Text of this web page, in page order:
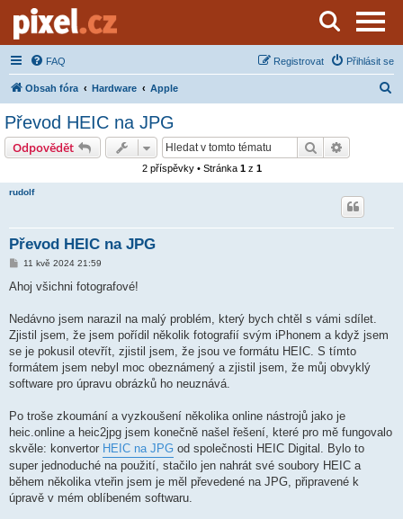
Server o natáčení a zpracování videa
FAQ Přihlásit se
Registrovat
Obsah fóra Hardware Apple
Převod HEIC na JPG
Odpovědět Hledat
2 příspěvky • Stránka 1z 1
rudolf
Převod HEIC na JPG
P
í
ě
e
k
11 kvě 2024 21:59
Ahoj všichni fotografové!
Nedávno jsem narazil na malý problém, který bych chtěl s vámi sdílet.
Zjistil jsem, že jsem pořídil několik fotografií svým iPhonem a když jsem
se je pokusil otevřít, zjistil jsem, že jsou ve formátu HEIC. S tímto
formátem jsem nebyl moc obeznámený a zjistil jsem, že můj obvyklý
software pro úpravu obrázků ho neuznává.
Po troše zkoumání a vyzkoušení několika online nástrojů jako je
heic.online a heic2jpg jsem konečně našel řešení, které pro mě fungovalo
skvěle: konvertor HEIC na JPG od společnosti HEIC Digital. Bylo to
super jednoduché na použití, stačilo jen nahrát své soubory HEIC a
během několika vteřin jsem je měl převedené na JPG, připravené k
úpravě v mém oblíbeném softwaru.